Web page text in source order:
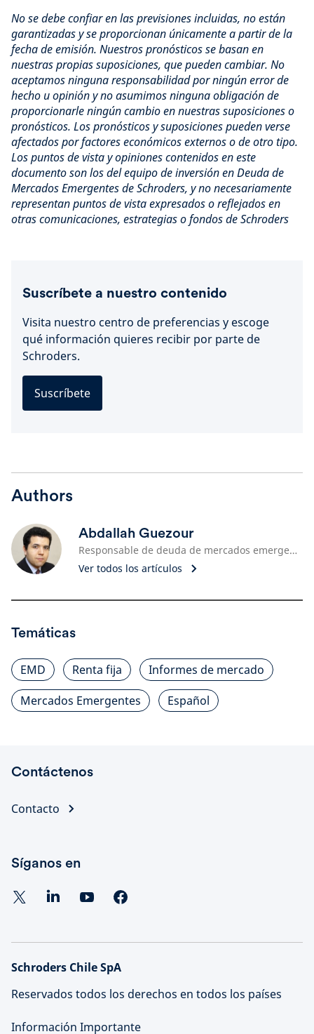
No se debe confiar en las previsiones incluidas, no están
garantizadas y se proporcionan únicamente a partir de la
fecha de emisión. Nuestros pronósticos se basan en
nuestras propias suposiciones, que pueden cambiar. No
aceptamos ninguna responsabilidad por ningún error de
hecho u opinión y no asumimos ninguna obligación de
proporcionarle ningún cambio en nuestras suposiciones o
pronósticos. Los pronósticos y suposiciones pueden verse
afectados por factores económicos externos o de otro tipo.
Los puntos de vista y opiniones contenidos en este
documento son los del equipo de inversión en Deuda de
Mercados Emergentes de Schroders, y no necesariamente
representan puntos de vista expresados o reflejados en
otras comunicaciones, estrategias o fondos de Schroders
Suscríbete a nuestro contenido
Visita nuestro centro de preferencias y escoge
qué información quieres recibir por parte de
Schroders.
Suscríbete
Authors
Abdallah Guezour
Responsable de deuda de mercados emergentes y materias primas
Ver todos los artículos
Temáticas
EMD Renta fija
Informes de mercado
Mercados Emergentes
Español
Contáctenos
Contacto
Síganos en
Schroders Chile SpA
Reservados todos los derechos en todos los países
Información Importante